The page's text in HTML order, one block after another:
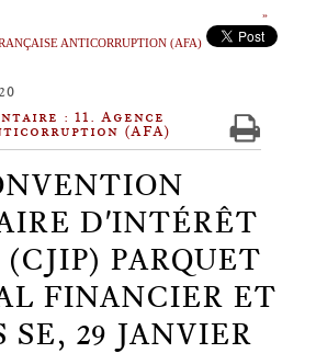
ANTICORRUPTION (AFA)
: 11. Agence
(AFA)
D'INTÉRÊT
PARQUET
FINANCIER ET
SE, 29 JANVIER